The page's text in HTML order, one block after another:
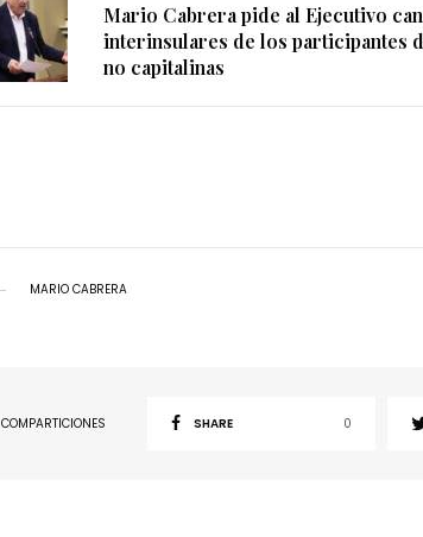
Mario Cabrera pide al Ejecutivo
interinsulares de los participantes
no capitalinas
MARIO CABRERA
COMPARTICIONES SHARE 0